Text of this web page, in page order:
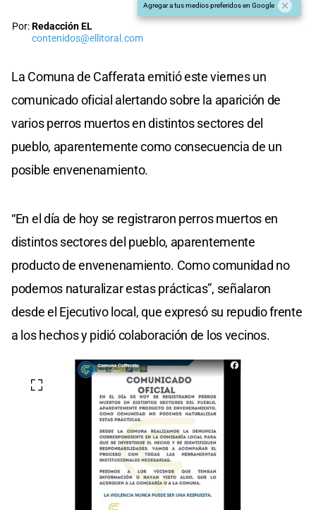
Agregar a tus medios preferidos en Google
Por:Redacción EL
contenidos@ellitoral.com
La Comuna de Cafferata emitió este viernes un
comunicado oficial alertando sobre la aparición de
varios perros muertos en distintos sectores del
pueblo, aparentemente como consecuencia de un
posible envenenamiento.
“En el día de hoy se registraron perros muertos en
distintos sectores del pueblo, aparentemente
producto de envenenamiento. Como comunidad no
podemos naturalizar estas prácticas”, señalaron
desde el Ejecutivo local, que expresó su repudio frente
a los hechos y pidió colaboración de los vecinos.